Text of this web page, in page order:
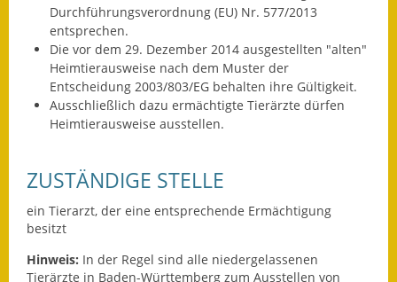
Landesstraße
Kreisstraße
Umleitungsplan
Buslinie 168
Stellenausschreibungen
Zahlen und Fakten
Durchführungsverordnung (EU) Nr. 577/2013
entsprechen.
Die vor dem 29. Dezember 2014 ausgestellten "alten"
Heimtierausweise nach dem Muster der
Entscheidung 2003/803/EG behalten ihre Gültigkeit.
Ausschließlich dazu ermächtigte Tierärzte dürfen
Heimtierausweise ausstellen.
ZUSTÄNDIGE STELLE
ein Tierarzt, der eine entsprechende Ermächtigung
besitzt
Hinweis: In der Regel sind alle niedergelassenen
Tierärzte in Baden-Württemberg zum Ausstellen von